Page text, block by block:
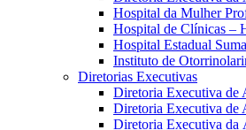
Hospital da Mulher
Hospital de Clínicas –
Hospital Estadual
Instituto de
Diretorias Executivas
Diretoria Executiva de
Diretoria Executiva de
Diretoria Executiva da